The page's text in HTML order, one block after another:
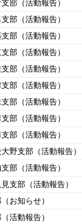
部（活動報告）
部（活動報告）
部（活動報告）
部（活動報告）
部（活動報告）
部（活動報告）
部（活動報告）
部（活動報告）
部（活動報告）
野支部（活動報告）
部（活動報告）
支部（活動報告）
お知らせ）
活動報告）